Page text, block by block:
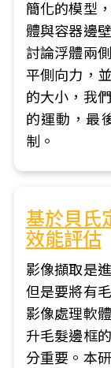
簡化的模型
體與容器邊
討論浮體兩
平側向力，
的大小，我
的運動，最
制。
基於貝氏
效能評估
影像擷取是
但是要將有
影像處理軟
升毛髮邊框
分重要。本